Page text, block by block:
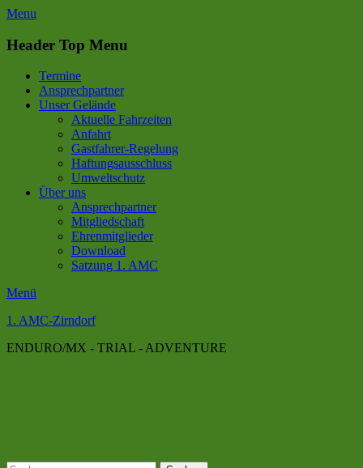
Zum
springen
Menu
Header Top Menu
Termine
Ansprechpartner
Unser Gelände
Aktuelle Fahrzeiten
Anfahrt
Gastfahrer-Regelung
Haftungsausschluss
Umweltschutz
Über uns
Ansprechpartner
Mitgliedschaft
Ehrenmitglieder
Download
Satzung 1. AMC
Menü
1. AMC-Zirndorf
ENDURO/MX - TRIAL - ADVENTURE